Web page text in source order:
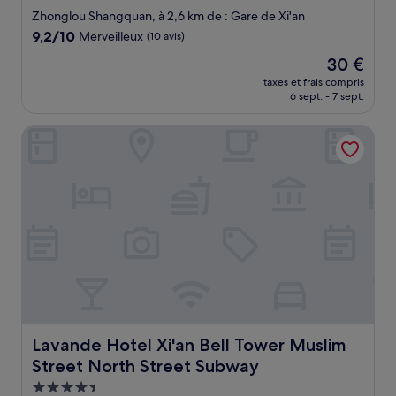
3.0 étoiles
Zhonglou Shangquan, à 2,6 km de : Gare de Xi'an
9.2
9,2/10 Merveilleux (10 avis)
Le
nouveau
prix
de
30 €
30 €
taxes et frais compris
6 sept. - 7 sept.
Lavande Hotel Xi'an Bell Tower Muslim
Street North Street Subway
Lavande Hotel Xi'an Bell Tower Muslim Street North
Hébergement
Lavande Hotel Xi'an Bell Tower Muslim Street North